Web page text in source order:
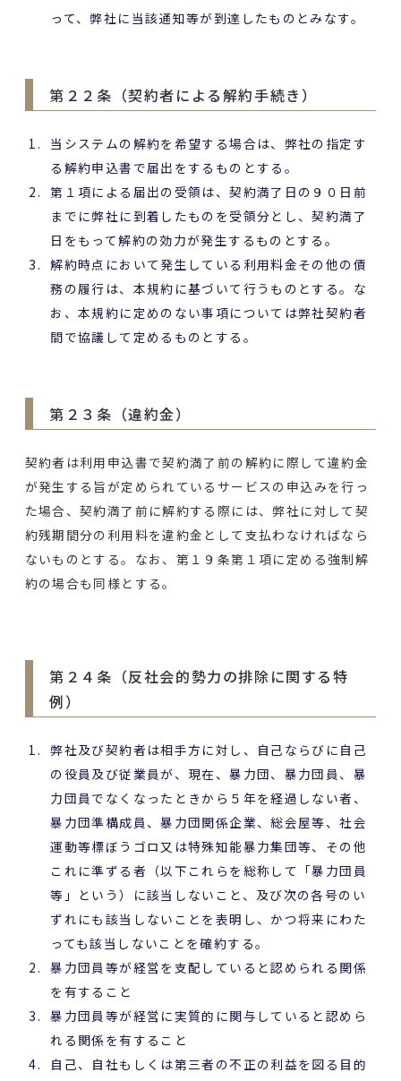
って、弊社に当該通知等が到達したものとみなす。
第２２条（契約者による解約手続き）
当システムの解約を希望する場合は、弊社の指定す
る解約申込書で届出をするものとする。
第１項による届出の受領は、契約満了日の９０日前
までに弊社に到着したものを受領分とし、契約満了
日をもって解約の効力が発生するものとする。
解約時点において発生している利用料金その他の債
務の履行は、本規約に基づいて行うものとする。な
お、本規約に定めのない事項については弊社契約者
間で協議して定めるものとする。
第２３条（違約金）
契約者は利用申込書で契約満了前の解約に際して違約金
が発生する旨が定められているサービスの申込みを行っ
た場合、契約満了前に解約する際には、弊社に対して契
約残期間分の利用料を違約金として支払わなければなら
ないものとする。なお、第１９条第１項に定める強制解
約の場合も同様とする。
第２４条（反社会的勢力の排除に関する特
例）
弊社及び契約者は相手方に対し、自己ならびに自己
の役員及び従業員が、現在、暴力団、暴力団員、暴
力団員でなくなったときから５年を経過しない者、
暴力団準構成員、暴力団関係企業、総会屋等、社会
運動等標ぼうゴロ又は特殊知能暴力集団等、その他
これに準ずる者（以下これらを総称して「暴力団員
等」という）に該当しないこと、及び次の各号のい
ずれにも該当しないことを表明し、かつ将来にわた
っても該当しないことを確約する。
暴力団員等が経営を支配していると認められる関係
を有すること
暴力団員等が経営に実質的に関与していると認めら
れる関係を有すること
自己、自社もしくは第三者の不正の利益を図る目的